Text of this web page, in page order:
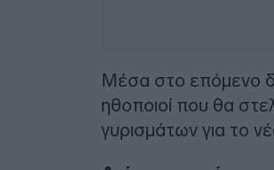
Μέσα στο επόμενο
ηθοποιοί που θα
γυρισμάτων για το